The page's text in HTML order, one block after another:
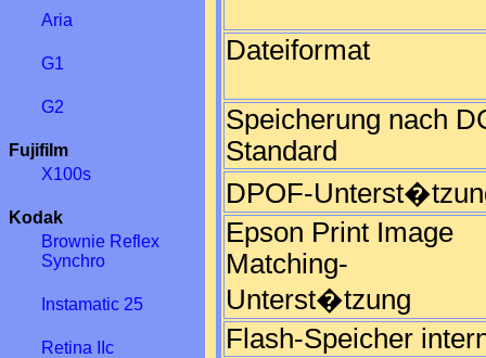
Aria
G1
G2
Fujifilm
X100s
Kodak
Brownie Reflex
Synchro
Instamatic 25
Retina IIc
Dateiformat
Speicherung nach
Standard
DPOF-
Epson Print Image
Matching-
Unterst�tzung
Flash-Speicher